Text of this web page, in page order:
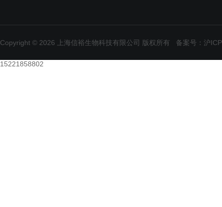
Copyright © 2026 上海信裕生物科技有限公司 版权所有 备案号：沪
15221858802